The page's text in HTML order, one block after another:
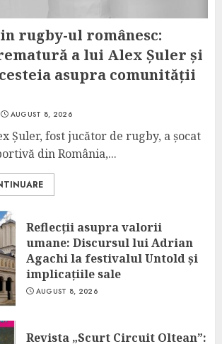
rugby-ul românesc:
a lui Alex Șuler și
asupra comunității
AUGUST 8, 2026
Șuler, fost jucător de rugby, a șocat
din România,...
Reflecții asupra valorii
umane: Discursul lui Adrian
Agachi la festivalul Untold și
implicațiile sale
AUGUST 8, 2026
Revista „Scurt Circuit Oltean”: